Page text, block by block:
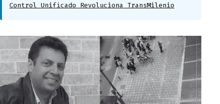
Control Unificado Revoluciona TransMilenio